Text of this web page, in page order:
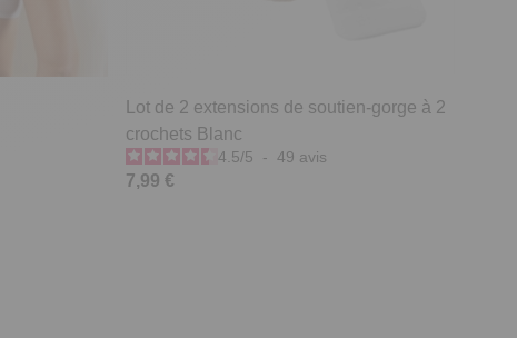
Lot de 2 extensions de soutien-gorge à 2
crochets Blanc
4.5/5 - 49 avis
7,99 €